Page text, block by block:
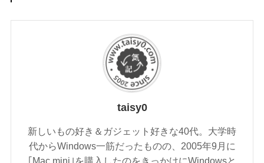
taisy0
新しいもの好き＆ガジェット好きな40代。大学時
代からWindows一筋だったものの、2005年9月に
｢Mac mini｣を購入したのをきっかけにWindowsと